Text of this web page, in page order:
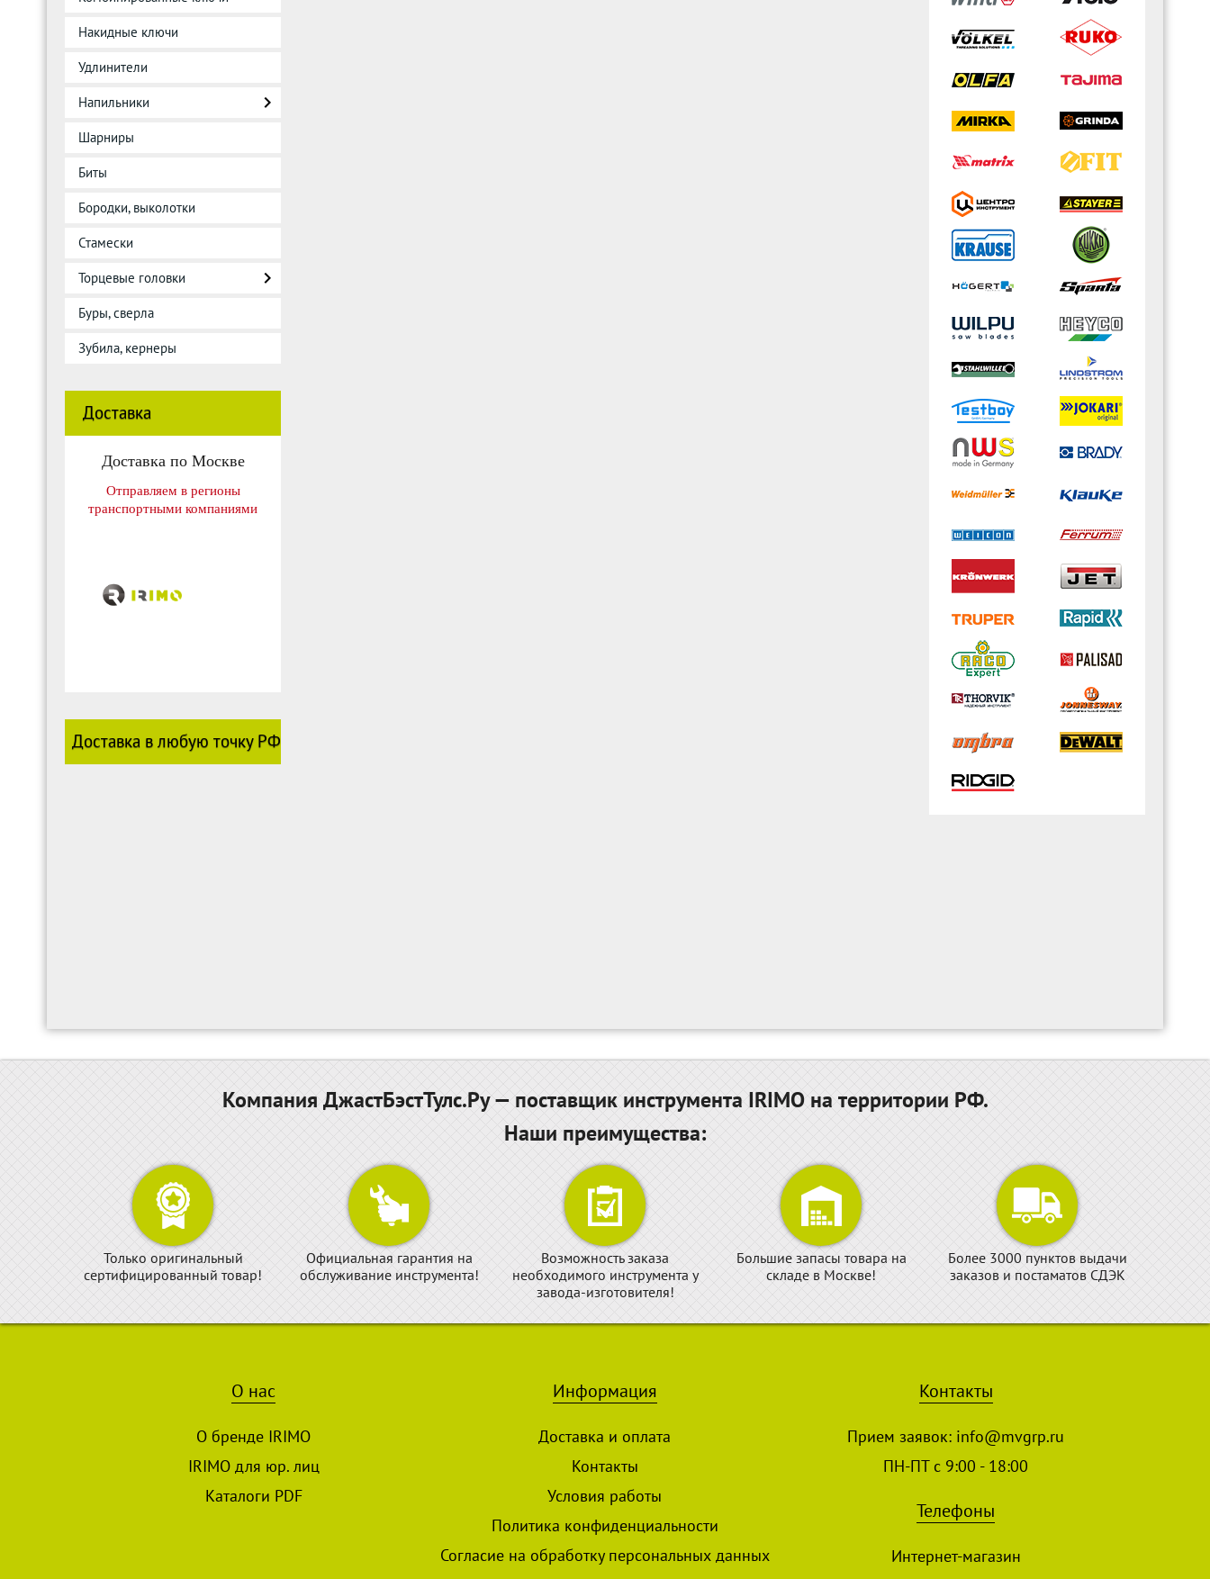
Накидные ключи
Удлинители
Напильники
Шарниры
Биты
Бородки, выколотки
Стамески
Торцевые головки
Буры, сверла
Зубила, кернеры
Доставка
Доставка по Москве
Отправляем в регионы
транспортными компаниями
Доставка в любую точку РФ
Компания ДжастБэстТулс.Ру — поставщик инструмента IRIMO на территории РФ.
Наши преимущества:
Только оригинальный
сертифицированный товар!
Официальная гарантия на
обслуживание инструмента!
Возможность заказа
необходимого инструмента у
завода-изготовителя!
Большие запасы товара на
складе в Москве!
Более 3000 пунктов выдачи
заказов и постаматов СДЭК
О нас
О бренде IRIMO
IRIMO для юр. лиц
Каталоги PDF
Информация
Доставка и оплата
Контакты
Условия работы
Политика конфиденциальности
Согласие на обработку персональных данных
Контакты
Прием заявок: info@mvgrp.ru
ПН-ПТ с 9:00 - 18:00
Телефоны
Интернет-магазин